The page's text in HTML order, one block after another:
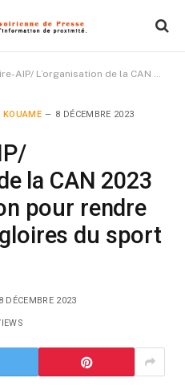
de la CAN 2023 est une occasion pour rendre hommage aux gloires du sport (PM)
KOUAME 8 DÉCEMBRE 2023
la CAN 2023
pour rendre
du sport
8 DÉCEMBRE 2023